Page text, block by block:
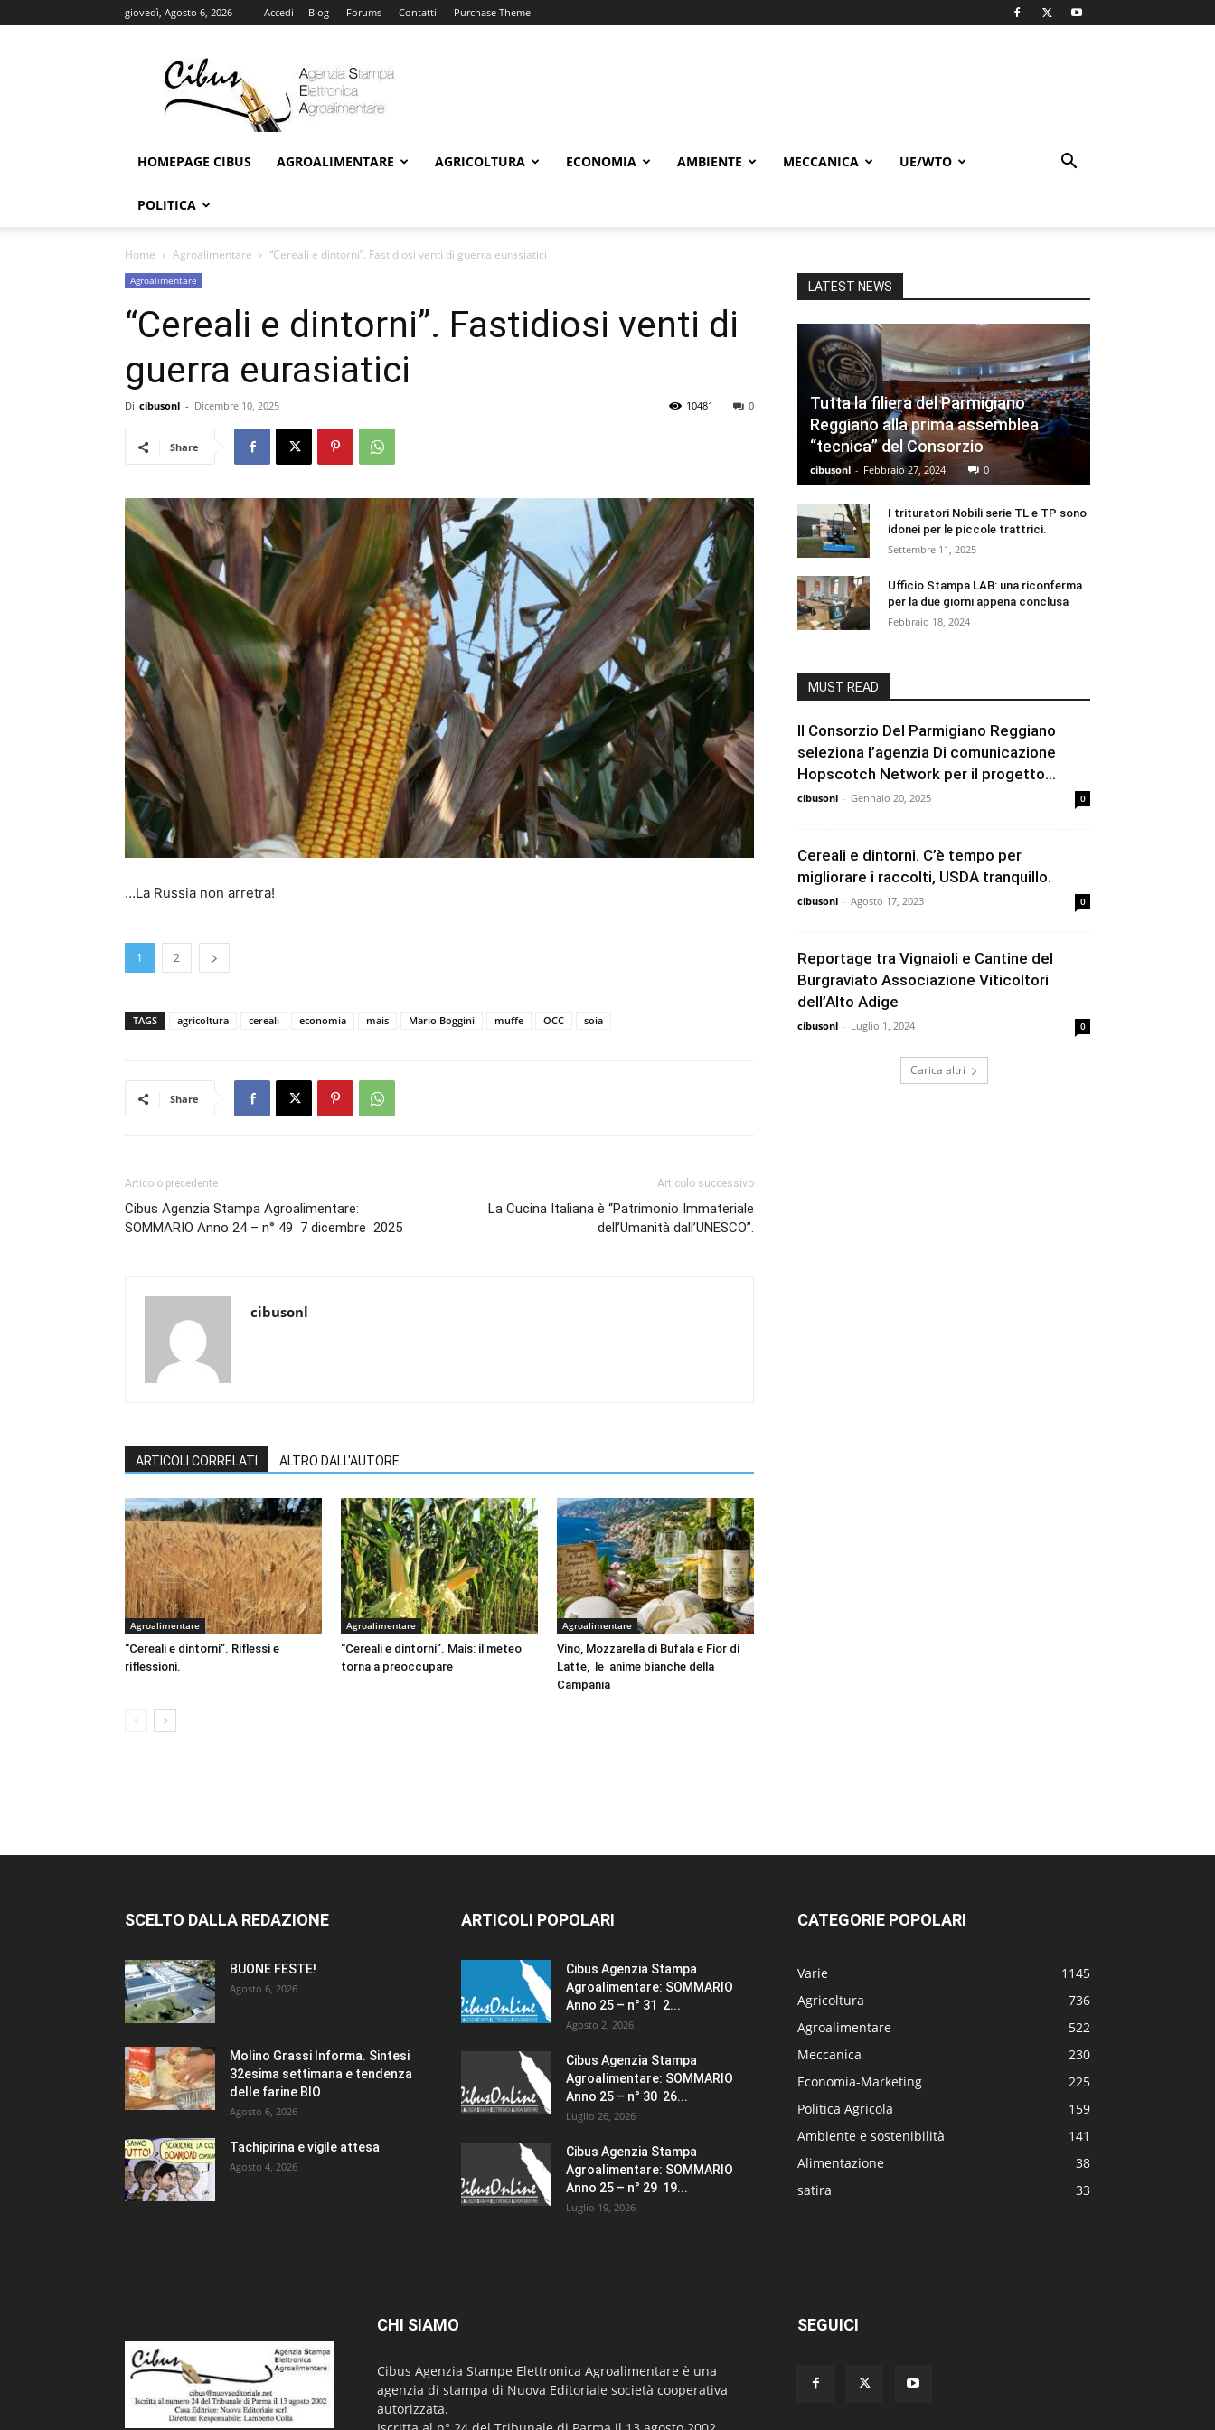
giovedì, Agosto 6, 2026 Accedi Blog Forums Contatti Purchase Theme
Online
HOMEPAGE CIBUS AGROALIMENTARE AGRICOLTURA ECONOMIA AMBIENTE MECCANICA UE/WTO
POLITICA
Home Agroalimentare “Cereali e dintorni”. Fastidiosi venti di guerra eurasiatici
Agroalimentare
“Cereali e dintorni”. Fastidiosi venti di
guerra eurasiatici
Di cibusonl - Dicembre 10, 2025 0
10481
Share
…La Russia non arretra!
1 2
TAGS agricoltura cereali economia mais Mario Boggini muffe OCC soia
Share
Articolo precedente
Cibus Agenzia Stampa Agroalimentare:
SOMMARIO Anno 24 – n° 49 7 dicembre 2025
Articolo successivo
La Cucina Italiana è “Patrimonio Immateriale
dell’Umanità dall’UNESCO”.
cibusonl
ARTICOLI CORRELATI ALTRO DALL'AUTORE
Agroalimentare
“Cereali e dintorni”. Riflessi e
riflessioni.
Agroalimentare
“Cereali e dintorni”. Mais: il meteo
torna a preoccupare
Agroalimentare
Vino, Mozzarella di Bufala e Fior di
Latte, le anime bianche della
Campania
LATEST NEWS
Tutta la filiera del Parmigiano
Reggiano alla prima assemblea
“tecnica” del Consorzio
cibusonl - Febbraio 27, 2024 0
I trituratori Nobili serie TL e TP sono
idonei per le piccole trattrici.
Settembre 11, 2025
Ufficio Stampa LAB: una riconferma
per la due giorni appena conclusa
Febbraio 18, 2024
MUST READ
Il Consorzio Del Parmigiano Reggiano
seleziona l’agenzia Di comunicazione
Hopscotch Network per il progetto...
cibusonl - Gennaio 20, 2025 0
Cereali e dintorni. C’è tempo per
migliorare i raccolti, USDA tranquillo.
cibusonl - Agosto 17, 2023 0
Reportage tra Vignaioli e Cantine del
Burgraviato Associazione Viticoltori
dell’Alto Adige
cibusonl - Luglio 1, 2024 0
Carica altri
SCELTO DALLA REDAZIONE
BUONE FESTE!
Agosto 6, 2026
Molino Grassi Informa. Sintesi
32esima settimana e tendenza
delle farine BIO
Agosto 6, 2026
Tachipirina e vigile attesa
Agosto 4, 2026
ARTICOLI POPOLARI
Cibus Agenzia Stampa
Agroalimentare: SOMMARIO
Anno 25 – n° 31 2...
Agosto 2, 2026
Cibus Agenzia Stampa
Agroalimentare: SOMMARIO
Anno 25 – n° 30 26...
Luglio 26, 2026
Cibus Agenzia Stampa
Agroalimentare: SOMMARIO
Anno 25 – n° 29 19...
Luglio 19, 2026
CATEGORIE POPOLARI
Varie
1145
Agricoltura
736
Agroalimentare
522
Meccanica
230
Economia-Marketing
225
Politica Agricola
159
Ambiente e sostenibilità
141
Alimentazione
38
satira
33
CHI SIAMO
Cibus Agenzia Stampe Elettronica Agroalimentare è una
agenzia di stampa di Nuova Editoriale società cooperativa
autorizzata.
SEGUICI